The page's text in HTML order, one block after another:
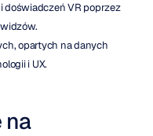
doświadczeń VR poprzez
opartych na danych
i UX.
na